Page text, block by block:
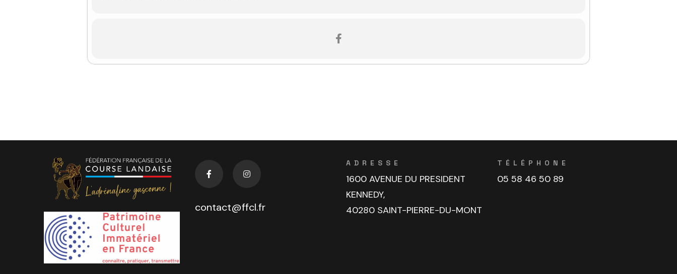
contact@ffcl.fr
ADRESSE
1600 AVENUE DU PRESIDENT
KENNEDY,
40280 SAINT-PIERRE-DU-MONT
TÉLÉPHONE
05 58 46 50 89